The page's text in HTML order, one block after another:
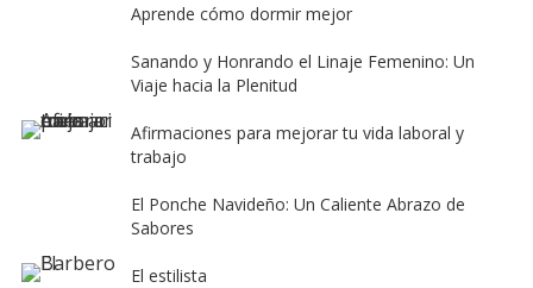
Aprende cómo dormir mejor
Sanando y Honrando el Linaje Femenino: Un
Viaje hacia la Plenitud
Afirmaciones para mejorar tu vida laboral y
trabajo
El Ponche Navideño: Un Caliente Abrazo de
Sabores
El estilista